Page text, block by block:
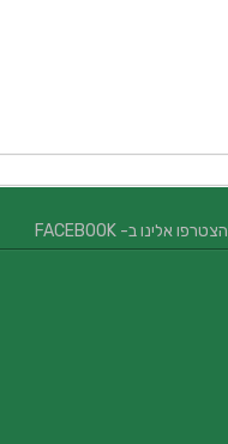
הצטרפו אלינו ב- FACEBOOK